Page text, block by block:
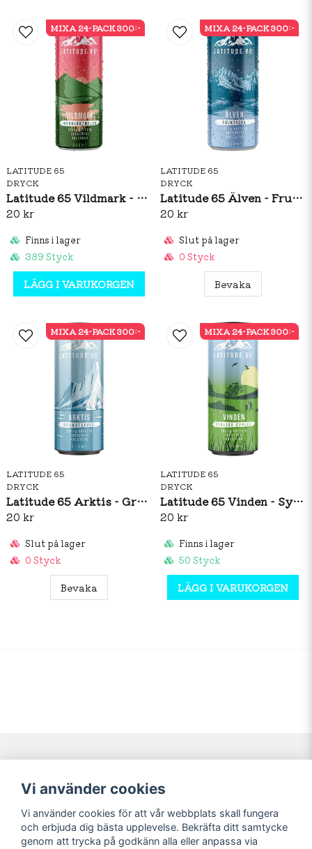
LATITUDE 65
DRYCK
Latitude 65 Vildmark - Jordgubb/Melon 330ml
20 kr
Finns i lager
389 Styck
LÄGG I VARUKORGEN
MIXA 24-PACK 300:-
LATITUDE 65
DRYCK
Latitude 65 Älven - Fruktsoda 330ml
20 kr
Slut på lager
0 Styck
Bevaka
MIXA 24-PACK 300:-
LATITUDE 65
DRYCK
Latitude 65 Arktis - Granatäpple 330ml
20 kr
Slut på lager
0 Styck
Bevaka
MIXA 24-PACK 300:-
LATITUDE 65
DRYCK
Latitude 65 Vinden - Syrliga Äpplen 330ml
20 kr
Finns i lager
50 Styck
LÄGG I VARUKORGEN
MIXA 24-PACK 300:-
Navigering
Nyheter!
Förbeställning
Mitt konto
Logga in
Registrera dig
Glömt lösenord?
Vi använder cookies
Vi använder cookies för att vår webbplats skall fungera
och erbjuda dig bästa upplevelse. Bekräfta ditt samtycke
genom att trycka på godkänn alla eller anpassa via